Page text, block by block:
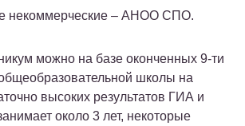
некоммерческие – АНОО СПО.
можно на базе оконченных 9-ти
школы на
высоких результатов ГИА и
около 3 лет, некоторые